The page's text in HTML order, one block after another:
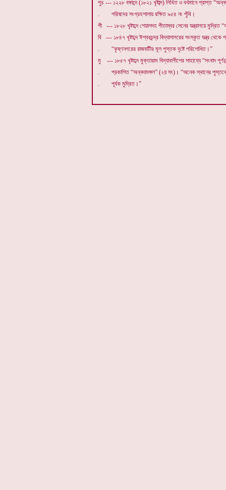
পু৪ --- ১২২৮ বঙ্গাব্দে (১৮২১ খৃষ্টাব্দ) লিখিত ও বর্ধমানে প্রাপ্ত
. পরিষদের সংগ্রহশালায় রক্ষিত ৯৫৪ নং পুঁথি।
পী --- ১৮২৮ খৃষ্টাব্দে শেয়ালদহ পীতাম্বর সেনের যন্ত্রালয়ে মুদ্রিত
বি --- ১৮৪৭ খৃষ্টাব্দে ঈশ্বরচন্দ্র বিদ্যাসাগরের সংস্কৃত যন্ত্র থেকে
. “কৃষ্ণনগরের রাজবাটীর মূল পুস্তক দৃষ্টে পরিশোধিত।”
মু --- ১৮৫৭ খৃষ্টাব্দে মুক্তারাম বিদ্যাবাগীশের সাহায্যে “সংবাদ
. প্রকাশিত “অন্নদামঙ্গল” (২য় সং)। “অনেক স্থানের
. পূর্বক মুদ্রিত।”